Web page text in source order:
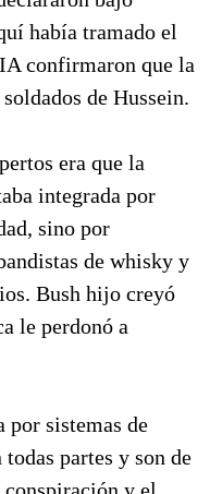
había tramado el
confirmaron que la
de Hussein.
era que la
integrada por
sino por
de whisky y
Bush hijo creyó
le perdonó a
por sistemas de
partes y son de